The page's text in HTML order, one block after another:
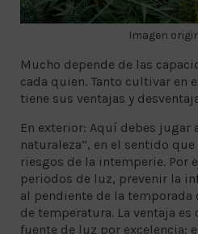
Imagen
Mucho depende de las
cada quien. Tanto cultivar en
tiene sus ventajas y
En exterior: Aquí debes jugar
naturaleza”, en el sentido
riesgos de la intemperie. Por
periodos de luz, prevenir la
al pendiente de la
de temperatura. La ventaja
fuente de luz por excelencia: